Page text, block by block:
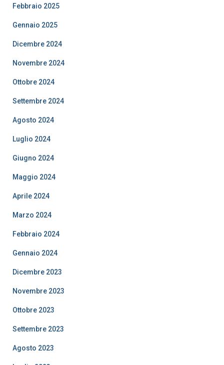
Febbraio 2025
Gennaio 2025
Dicembre 2024
Novembre 2024
Ottobre 2024
Settembre 2024
Agosto 2024
Luglio 2024
Giugno 2024
Maggio 2024
Aprile 2024
Marzo 2024
Febbraio 2024
Gennaio 2024
Dicembre 2023
Novembre 2023
Ottobre 2023
Settembre 2023
Agosto 2023